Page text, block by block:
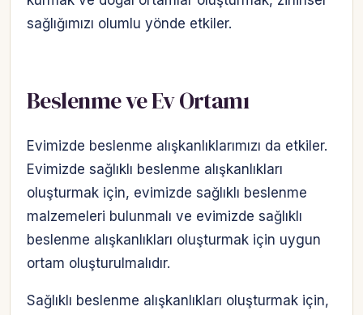
sağlığımızı olumlu yönde etkiler.
Beslenme ve Ev Ortamı
Evimizde beslenme alışkanlıklarımızı da etkiler.
Evimizde sağlıklı beslenme alışkanlıkları
oluşturmak için, evimizde sağlıklı beslenme
malzemeleri bulunmalı ve evimizde sağlıklı
beslenme alışkanlıkları oluşturmak için uygun
ortam oluşturulmalıdır.
Sağlıklı beslenme alışkanlıkları oluşturmak için,